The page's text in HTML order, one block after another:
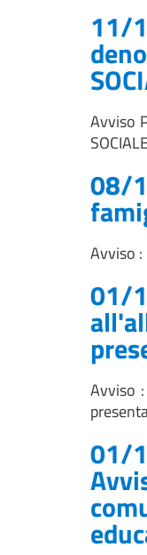
11/
Avviso
08/
Avviso
01/
Avviso
01/